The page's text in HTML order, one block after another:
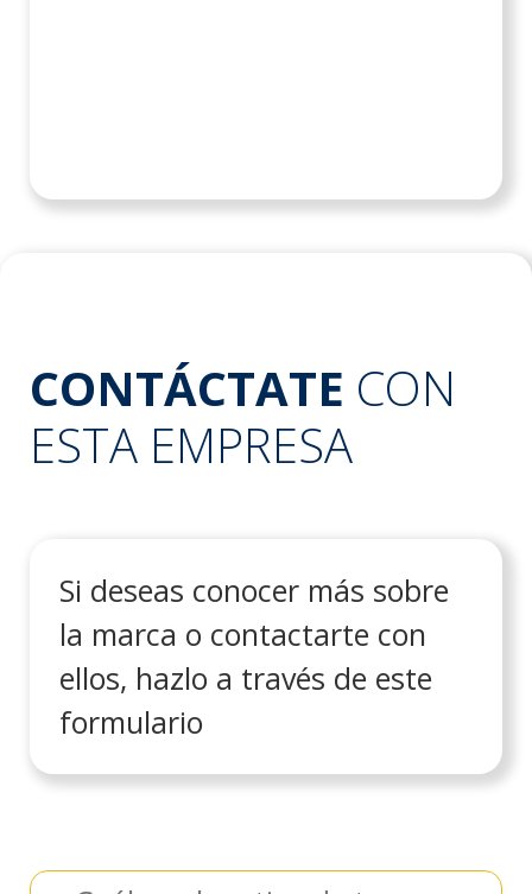
CONTÁCTATE CON
ESTA EMPRESA
Si deseas conocer más sobre
la marca o contactarte con
ellos, hazlo a través de este
formulario